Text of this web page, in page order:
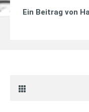
Ein Beitrag von